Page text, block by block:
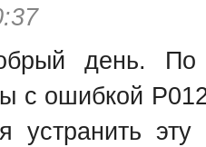
день. По
с ошибкой
устранить